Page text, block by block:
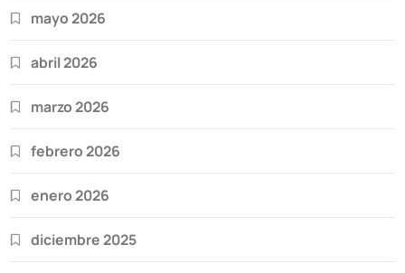
mayo 2026
abril 2026
marzo 2026
febrero 2026
enero 2026
diciembre 2025